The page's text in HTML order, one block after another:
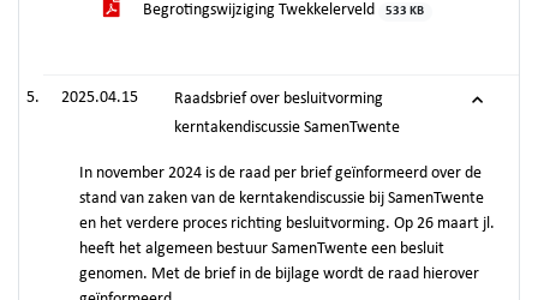
Begrotingswijziging Twekkelerveld 533 KB
2025.04.15
Raadsbrief over besluitvorming
kerntakendiscussie SamenTwente
In november 2024 is de raad per brief geïnformeerd over de
stand van zaken van de kerntakendiscussie bij SamenTwente
en het verdere proces richting besluitvorming. Op 26 maart jl.
heeft het algemeen bestuur SamenTwente een besluit
genomen. Met de brief in de bijlage wordt de raad hierover